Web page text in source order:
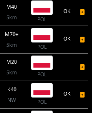
M40
5km
POL
OK
M70+
5km
POL
OK
M20
5km
POL
K40
NW
POL
OK